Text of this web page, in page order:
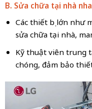
B. Sửa chữa tại nhà
Các thiết bị lớn như
sửa chữa tại nhà,
Kỹ thuật viên trung
chóng, đảm bảo